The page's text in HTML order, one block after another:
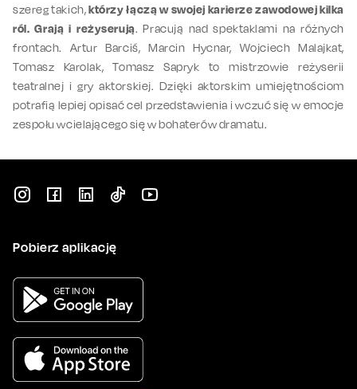
szereg takich,którzy łączą w swojej karierze zawodowej kilka
ról. Grają i reżyserują. Pracują nad spektaklami na różnych
frontach. Artur Barciś, Marcin Hycnar, Wojciech Malajkat,
Tomasz Karolak,Tomasz Sapryk to mistrzowie reżyserii
teatralnej i gry aktorskiej. Dzięki aktorskim umiejętnościom
potrafią lepiej opisać cel przedstawienia i wczuć się w emocje
zespołu wcielającego się w bohaterów dramatu.
Pobierz aplikację